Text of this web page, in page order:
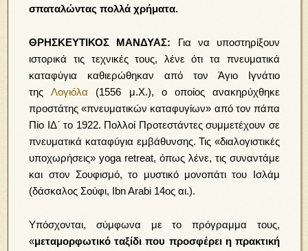
σπαταλώντας πολλά χρήματα.
ΘΡΗΣΚΕΥΤΙΚΟΣ ΜΑΝΔΥΑΣ: Για να υποστηρίξουν
ιστορικά τις τεχνικές τους, λένε ότι τα πνευματικά
καταφύγια καθιερώθηκαν από τον Άγιο Ιγνάτιο
τηςΛογιόλα (1556 μ.Χ.), ο οποίος ανακηρύχθηκε
προστάτης «πνευματικών καταφυγίων» από τον πάπα
Πίο ΙΔ΄ το 1922. Πολλοί Προτεστάντες συμμετέχουν σε
πνευματικά καταφύγια εμβάθυνσης. Τις «διαλογιστικές
υποχωρήσεις» yoga retreat, όπως λένε, τις συναντάμε
και στον Σουφισμό, το μυστικό μονοπάτι του Ισλάμ
(δάσκαλος Σούφι, Ibn Arabi 14ος αι.).
Υπόσχονται, σύμφωνα με το πρόγραμμα τους,
«μεταμορφωτικό ταξίδι που προσφέρει η πρακτική